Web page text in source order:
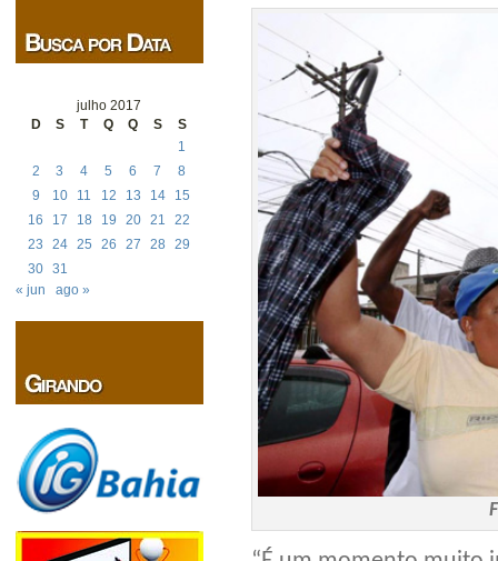
julho 2017
D
S T Q Q S
S
1
2
3 4 5 6 7
8
9
10 11 12 13 14
15
16
17 18 19 20 21
22
23
24 25 26 27 28
29
30 31
« jun
ago »